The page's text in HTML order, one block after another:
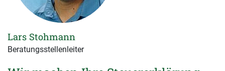
Lars Stohmann
Beratungsstellenleiter